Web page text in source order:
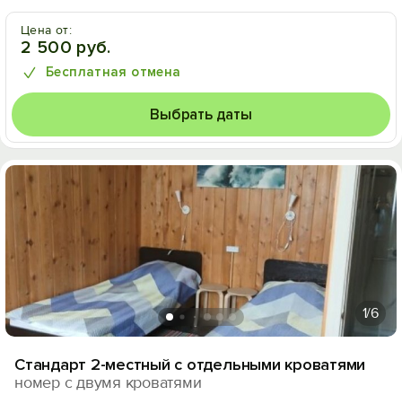
Цена от:
2 500 руб.
Бесплатная отмена
Выбрать даты
1/6
Стандарт 2-местный с отдельными кроватями
номер с двумя кроватями